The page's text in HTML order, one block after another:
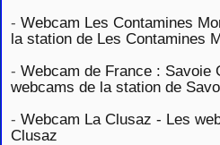
- Webcam Les Contamines
la station de Les Contamines
- Webcam de France : Savoie
webcams de la station de
- Webcam La Clusaz - Les
Clusaz